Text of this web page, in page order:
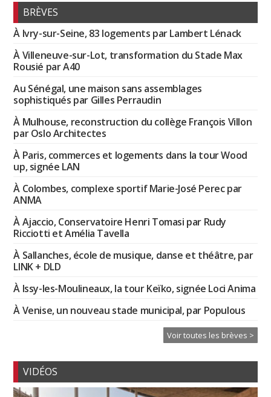
BRÈVES
À Ivry-sur-Seine, 83 logements par Lambert Lénack
À Villeneuve-sur-Lot, transformation du Stade Max
Rousié par A40
Au Sénégal, une maison sans assemblages
sophistiqués par Gilles Perraudin
À Mulhouse, reconstruction du collège François Villon
par Oslo Architectes
À Paris, commerces et logements dans la tour Wood
up, signée LAN
À Colombes, complexe sportif Marie-José Perec par
ANMA
À Ajaccio, Conservatoire Henri Tomasi par Rudy
Ricciotti et Amélia Tavella
À Sallanches, école de musique, danse et théâtre, par
LINK + DLD
À Issy-les-Moulineaux, la tour Keïko, signée Loci Anima
À Venise, un nouveau stade municipal, par Populous
Voir toutes les brèves >
VIDÉOS